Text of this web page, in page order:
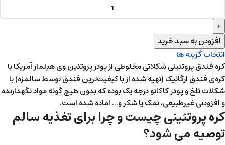
افزودن به سبد خرید
انتخاب گزینه ها
کره فندق پروتئینی شکلاتی مخلوطی از پودر پروتئین وی هیلمار آمریکا با
کره‌ی فندق ارگانیک (تهیه شده از با کیفیت‌ترین فندق توسط سالمزه) با
شکلات تلخ و پودر کاکائو درجه یک بوده که بدون هیچ گونه مواد نگهدارنده
و افزودنی غیرطبیعی‌، نمک یا شکر و... آماده شده است.
کره پروتئینی چیست و چرا برای تغذیه سالم
توصیه می شود؟